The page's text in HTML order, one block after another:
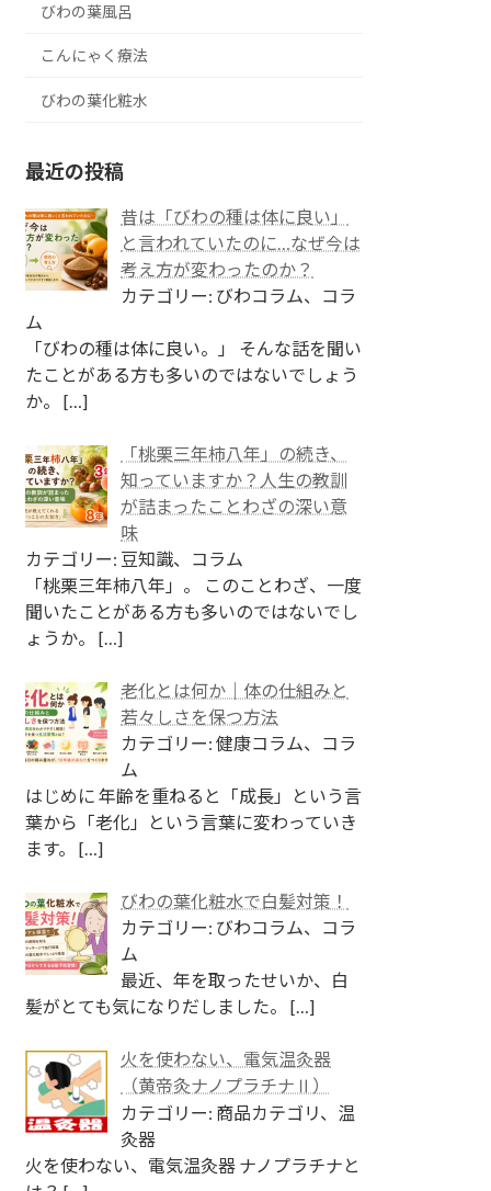
びわの葉風呂
こんにゃく療法
びわの葉化粧水
最近の投稿
昔は「びわの種は体に良い」
と言われていたのに…なぜ今は
考え方が変わったのか？
カテゴリー: びわコラム、コラ
ム
「びわの種は体に良い。」 そんな話を聞い
たことがある方も多いのではないでしょう
か。[…]
「桃栗三年柿八年」の続き、
知っていますか？人生の教訓
が詰まったことわざの深い意
味
カテゴリー: 豆知識、コラム
「桃栗三年柿八年」。 このことわざ、一度
聞いたことがある方も多いのではないでし
ょうか。[…]
老化とは何か｜体の仕組みと
若々しさを保つ方法
カテゴリー: 健康コラム、コラ
ム
はじめに 年齢を重ねると「成長」という言
葉から「老化」という言葉に変わっていき
ます。[…]
びわの葉化粧水で白髪対策！
カテゴリー: びわコラム、コラ
ム
最近、年を取ったせいか、白
髪がとても気になりだしました。[…]
火を使わない、電気温灸器
（黄帝灸ナノプラチナⅡ）
カテゴリー: 商品カテゴリ、温
灸器
火を使わない、電気温灸器 ナノプラチナと